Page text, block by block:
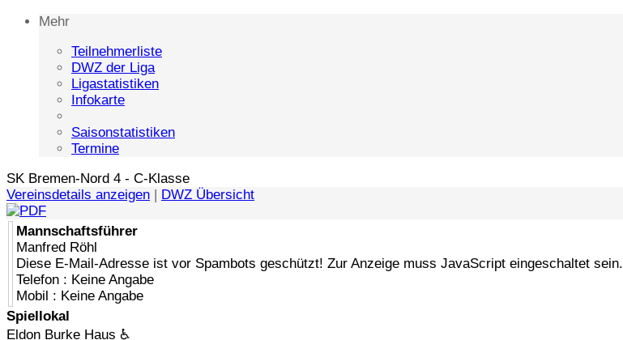
Mehr
Teilnehmerliste
DWZ der Liga
Ligastatistiken
Infokarte
Saisonstatistiken
Termine
SK Bremen-Nord 4 - C-Klasse
Vereinsdetails anzeigen | DWZ Übersicht
Mannschaftsführer
Manfred Röhl
Diese E-Mail-Adresse ist vor Spambots geschützt! Zur Anzeige muss JavaScript eingeschaltet sein.
Telefon : Keine Angabe
Mobil : Keine Angabe
Spiellokal
Eldon Burke Haus ♿